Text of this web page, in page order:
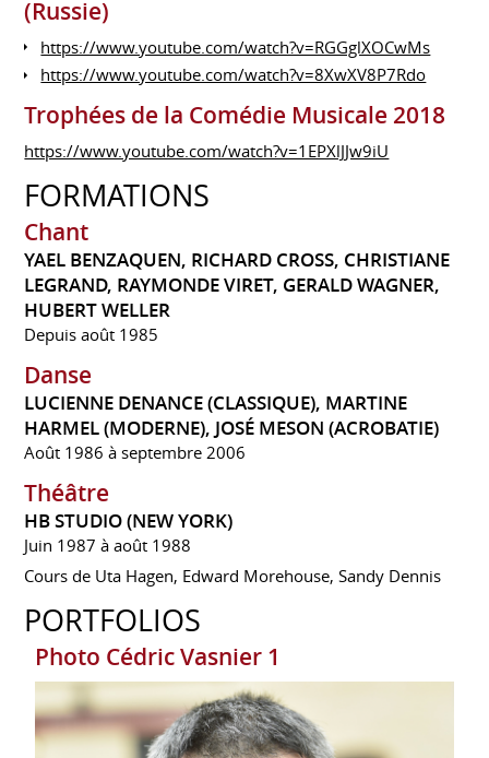
(Russie)
https://www.youtube.com/watch?v=RGGglXOCwMs
https://www.youtube.com/watch?v=8XwXV8P7Rdo
Trophées de la Comédie Musicale 2018
https://www.youtube.com/watch?v=1EPXlJJw9iU
FORMATIONS
Chant
YAEL BENZAQUEN, RICHARD CROSS, CHRISTIANE
LEGRAND, RAYMONDE VIRET, GERALD WAGNER,
HUBERT WELLER
Depuis août 1985
Danse
LUCIENNE DENANCE (CLASSIQUE), MARTINE
HARMEL (MODERNE), JOSÉ MESON (ACROBATIE)
Août 1986 à septembre 2006
Théâtre
HB STUDIO (NEW YORK)
Juin 1987 à août 1988
Cours de Uta Hagen, Edward Morehouse, Sandy Dennis
PORTFOLIOS
Photo Cédric Vasnier 1